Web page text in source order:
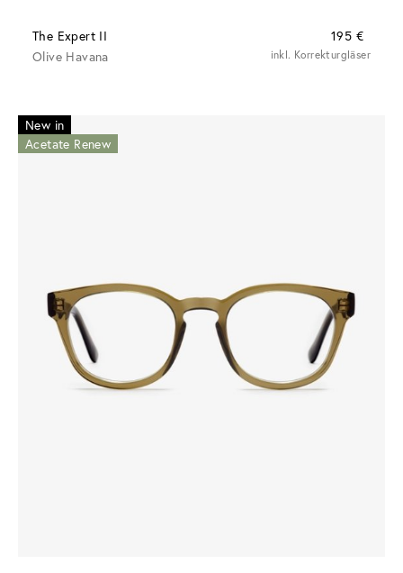
The Expert II
195 €
Olive Havana
inkl. Korrekturgläser
New in
Acetate Renew